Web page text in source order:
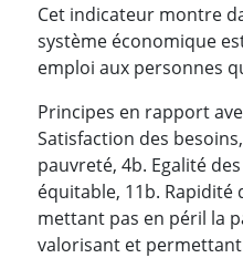
Cet indicateur montre
système économique
emploi aux personnes
Principes en rapport
Satisfaction des
pauvreté, 4b. Egalité
équitable, 11b. Rapidité
mettant pas en péril la
valorisant et permettant